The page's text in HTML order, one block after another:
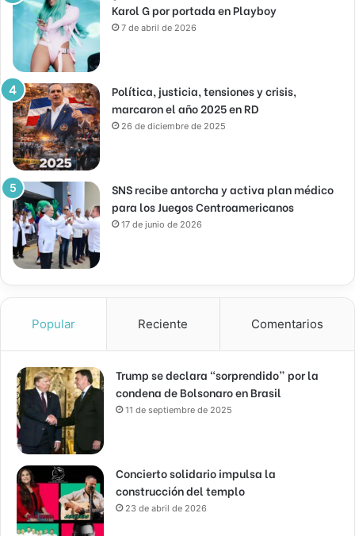
Karol G por portada en Playboy
7 de abril de 2026
Política, justicia, tensiones y crisis,
marcaron el año 2025 en RD
26 de diciembre de 2025
SNS recibe antorcha y activa plan médico
para los Juegos Centroamericanos
17 de junio de 2026
Popular Reciente Comentarios
Trump se declara “sorprendido” por la
condena de Bolsonaro en Brasil
11 de septiembre de 2025
Concierto solidario impulsa la
construcción del templo
23 de abril de 2026